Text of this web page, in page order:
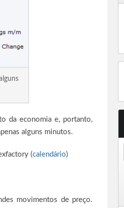
da economia e, portanto,
alguns minutos.
(calendário)
movimentos de preço.